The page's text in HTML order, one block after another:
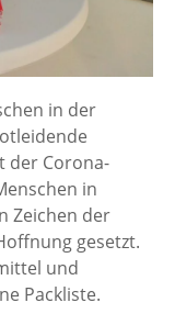
in der
der Corona-
in
Zeichen der
gesetzt.
und
Packliste.